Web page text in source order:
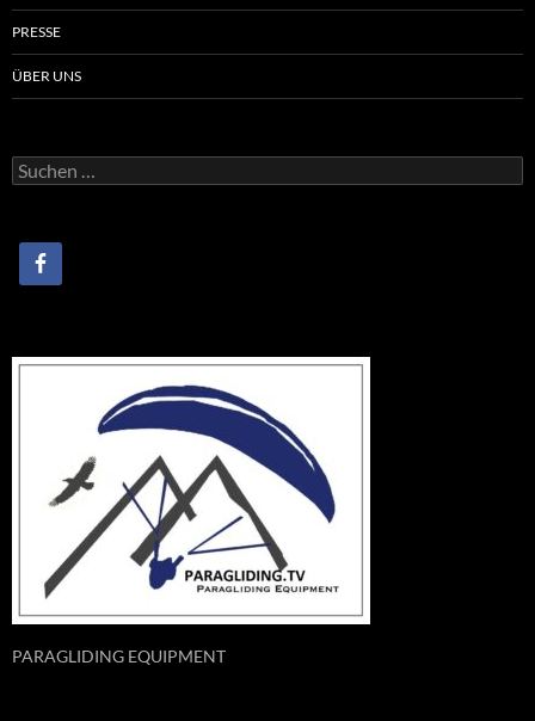
PRESSE
ÜBER UNS
Suchen
nach:
PARAGLIDING EQUIPMENT